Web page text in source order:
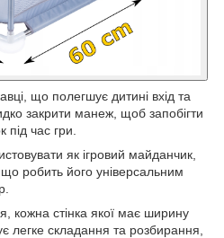
що полегшує дитині вхід та
закрити манеж, щоб запобігти
час гри.
як ігровий майданчик,
робить його універсальним
кожна стінка якої має ширину
легке складання та розбирання,